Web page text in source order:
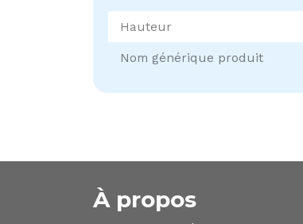
Hauteur
Nom générique produit
À propos